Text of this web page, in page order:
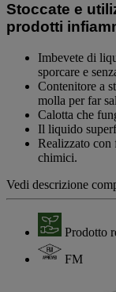
,
valore
di
medio.
Review.
pagina.
Stoccate e
prodotti
Imbevete di
sporcare e
Contenitore a
molla per far
Calotta che
Il liquido
Realizzato con
chimici.
Vedi descrizione
Prodotto
FM